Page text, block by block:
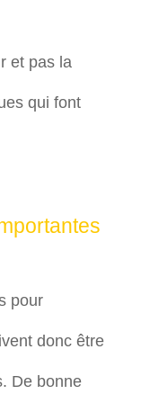
et pas la
qui font
pour
donc être
De bonne